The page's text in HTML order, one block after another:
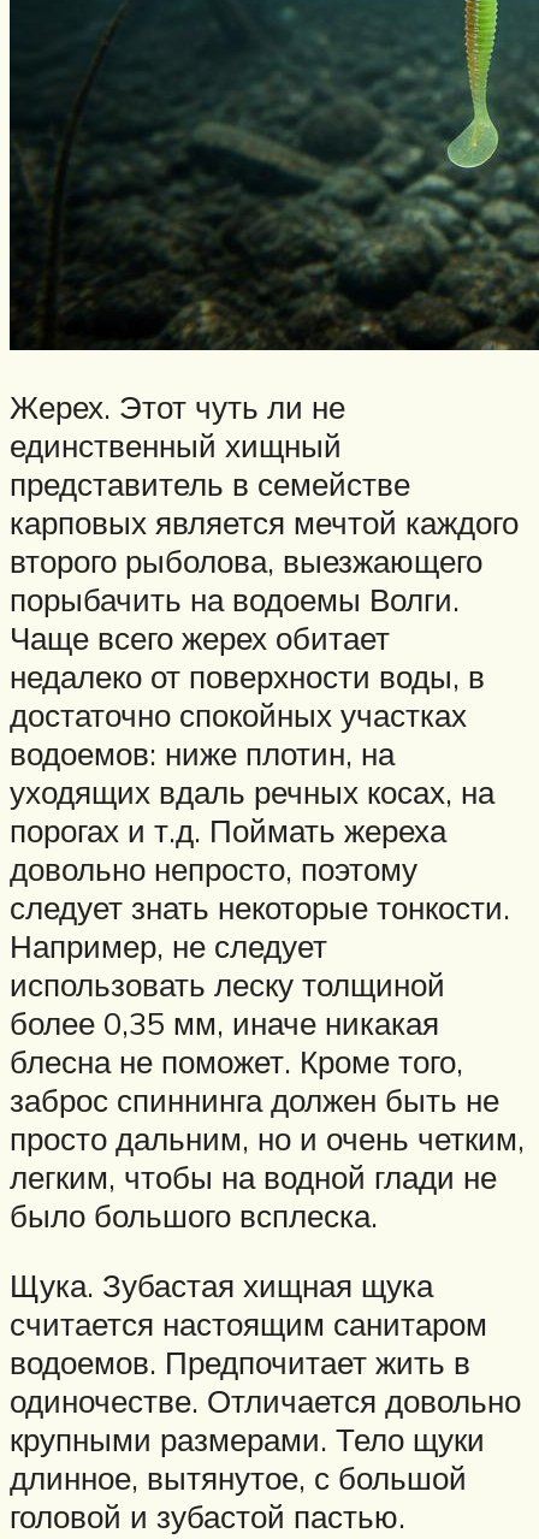
Жерех. Этот чуть ли не
единственный хищный
представитель в семействе
карповых является мечтой каждого
второго рыболова, выезжающего
порыбачить на водоемы Волги.
Чаще всего жерех обитает
недалеко от поверхности воды, в
достаточно спокойных участках
водоемов: ниже плотин, на
уходящих вдаль речных косах, на
порогах и т.д. Поймать жереха
довольно непросто, поэтому
следует знать некоторые тонкости.
Например, не следует
использовать леску толщиной
более 0,35 мм, иначе никакая
блесна не поможет. Кроме того,
заброс спиннинга должен быть не
просто дальним, но и очень четким,
легким, чтобы на водной глади не
было большого всплеска.
Щука. Зубастая хищная щука
считается настоящим санитаром
водоемов. Предпочитает жить в
одиночестве. Отличается довольно
крупными размерами. Тело щуки
длинное, вытянутое, с большой
головой и зубастой пастью.